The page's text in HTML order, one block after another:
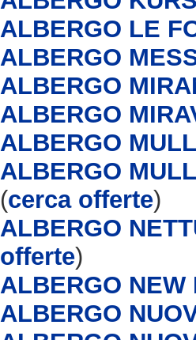
ALBERGO LE
ALBERGO
ALBERGO
ALBERGO
ALBERGO
ALBERGO
(cerca offerte)
ALBERGO
offerte)
ALBERGO NEW
ALBERGO